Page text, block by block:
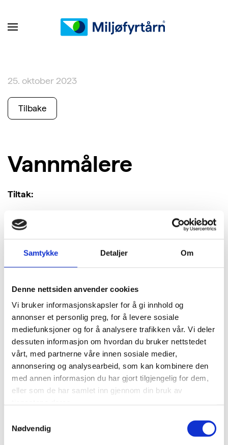
Samtykke Detaljer Om
Denne nettsiden anvender cookies
Vi bruker informasjonskapsler for å gi innhold og
annonser et personlig preg, for å levere sosiale
mediefunksjoner og for å analysere trafikken vår. Vi deler
dessuten informasjon om hvordan du bruker nettstedet
vårt, med partnerne våre innen sosiale medier,
annonsering og analysearbeid, som kan kombinere den
med annen informasjon du har gjort tilgjengelig for dem,
eller som de har samlet inn gjennom din bruk av
Nødvendig
25. oktober 2023
Tilbake
Vannmålere
Tiltak:
Installer vannmålere, så brukere av byggene kan
følge med på eget vannforbruk. Hvis et bygg leies ut
til flere leietakere, er det en fordel med flere
vannmålere så hver leietaker kan ha oversikt over
eget vannforbruk.
Les mer:
Miljøfyrtårns faktaark om vannforbruk